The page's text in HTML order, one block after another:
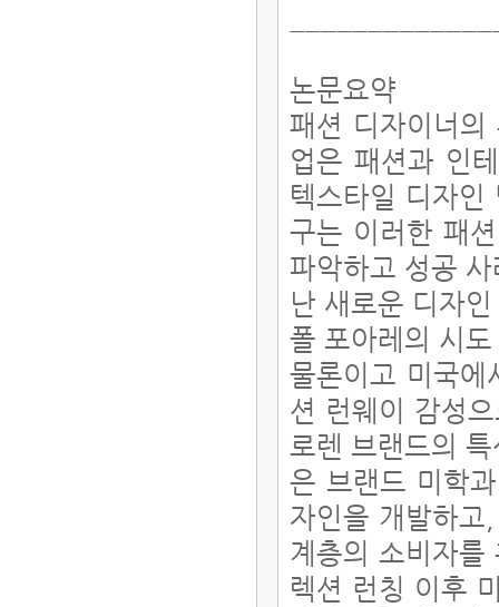
논문요약
패션 디자이너
업은 패션과 인
텍스타일 디자
구는 이러한 패
파악하고 성공
난 새로운 디자
폴 포아레의 시
물론이고 미국
션 런웨이 감성
로렌 브랜드의
은 브랜드 미학
자인을 개발하
계층의 소비자
렉션 런칭 이후